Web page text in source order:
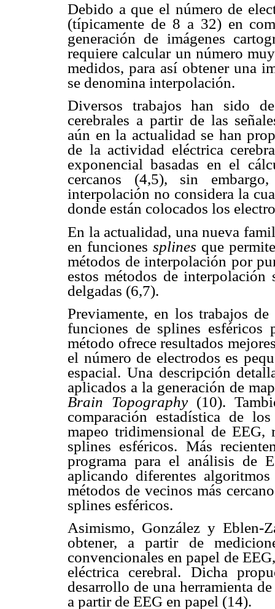
Debido a que el número de
(típicamente de 8 a 32) en
generación de imágenes
requiere calcular un número
medidos, para así obtener una
se denomina interpolación.
Diversos trabajos han sido
cerebrales a partir de las
aún en la actualidad se han
de la actividad eléctrica
exponencial basadas en el
cercanos (4,5), sin
interpolación no considera la
donde están colocados los
En la actualidad, una nueva
en funciones splines que
métodos de interpolación por
estos métodos de interpolación
delgadas (6,7).
Previamente, en los trabajos
funciones de splines
método ofrece resultados
el número de electrodos es
espacial. Una descripción
aplicados a la generación de
Brain Topography(10).
comparación estadística de
mapeo tridimensional de EEG,
splines esféricos. Más
programa para el análisis de
aplicando diferentes
métodos de vecinos más
splines esféricos.
Asimismo, González y Eblen-
obtener, a partir de
convencionales en papel de
eléctrica cerebral. Dicha
desarrollo de una herramienta
a partir de EEG en papel (14).